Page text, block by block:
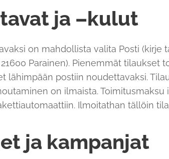
ja –kulut
on mahdollista valita Posti (kirje
Parainen). Pienemmät
lähimpään postiin noudettavaksi.
on ilmaista.
Ilmoitathan tällöin
ja kampanjat